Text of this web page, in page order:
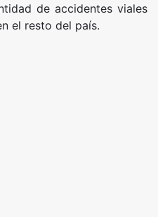
de accidentes viales
el resto del país.